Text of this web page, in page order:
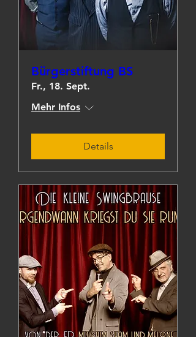
Bürgerstiftung BS
Fr., 18. Sept.
Mehr Infos
Details